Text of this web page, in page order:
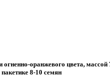
оранжевого цвета,
8-10 семян